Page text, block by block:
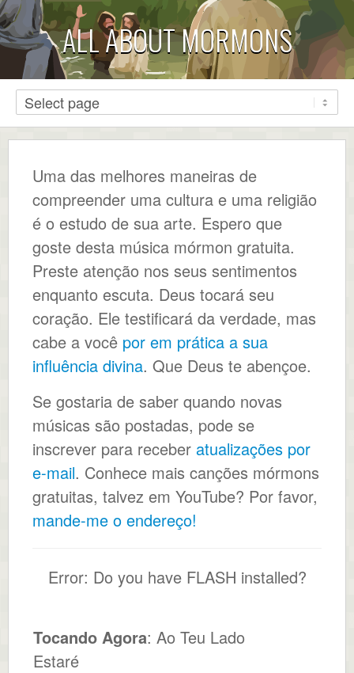
ALL ABOUT MORMONS
Uma das melhores maneiras de
compreender uma cultura e uma religião
é o estudo de sua arte. Espero que
goste desta música mórmon gratuita.
Preste atenção nos seus sentimentos
enquanto escuta. Deus tocará seu
coração. Ele testificará da verdade, mas
cabe a você por em prática a sua
influência divina. Que Deus te abençoe.
Se gostaria de saber quando novas
músicas são postadas, pode se
inscrever para receber atualizações por
e-mail. Conhece mais canções mórmons
gratuitas, talvez em YouTube? Por favor,
mande-me o endereço!
Error: Do you have FLASH installed?
Tocando Agora: Ao Teu Lado
Estaré